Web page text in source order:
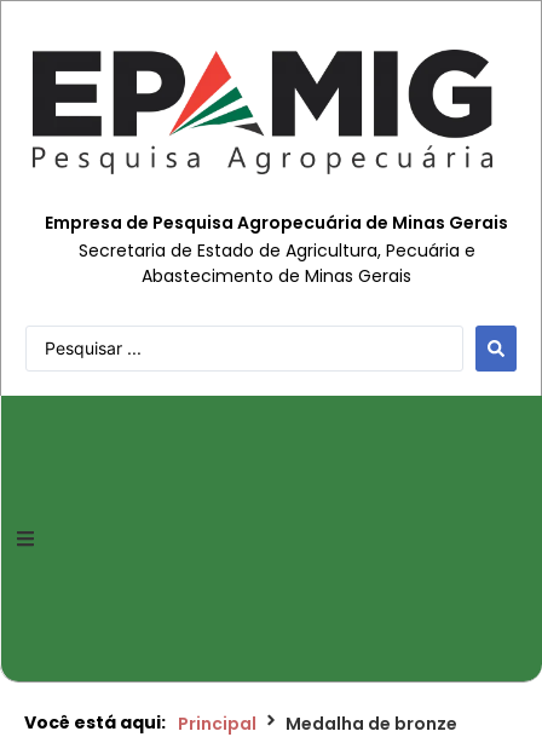
Empresa de Pesquisa Agropecuária de Minas Gerais
Secretaria de Estado de Agricultura, Pecuária e
Abastecimento de Minas Gerais
Você está aqui: Principal Medalha de bronze